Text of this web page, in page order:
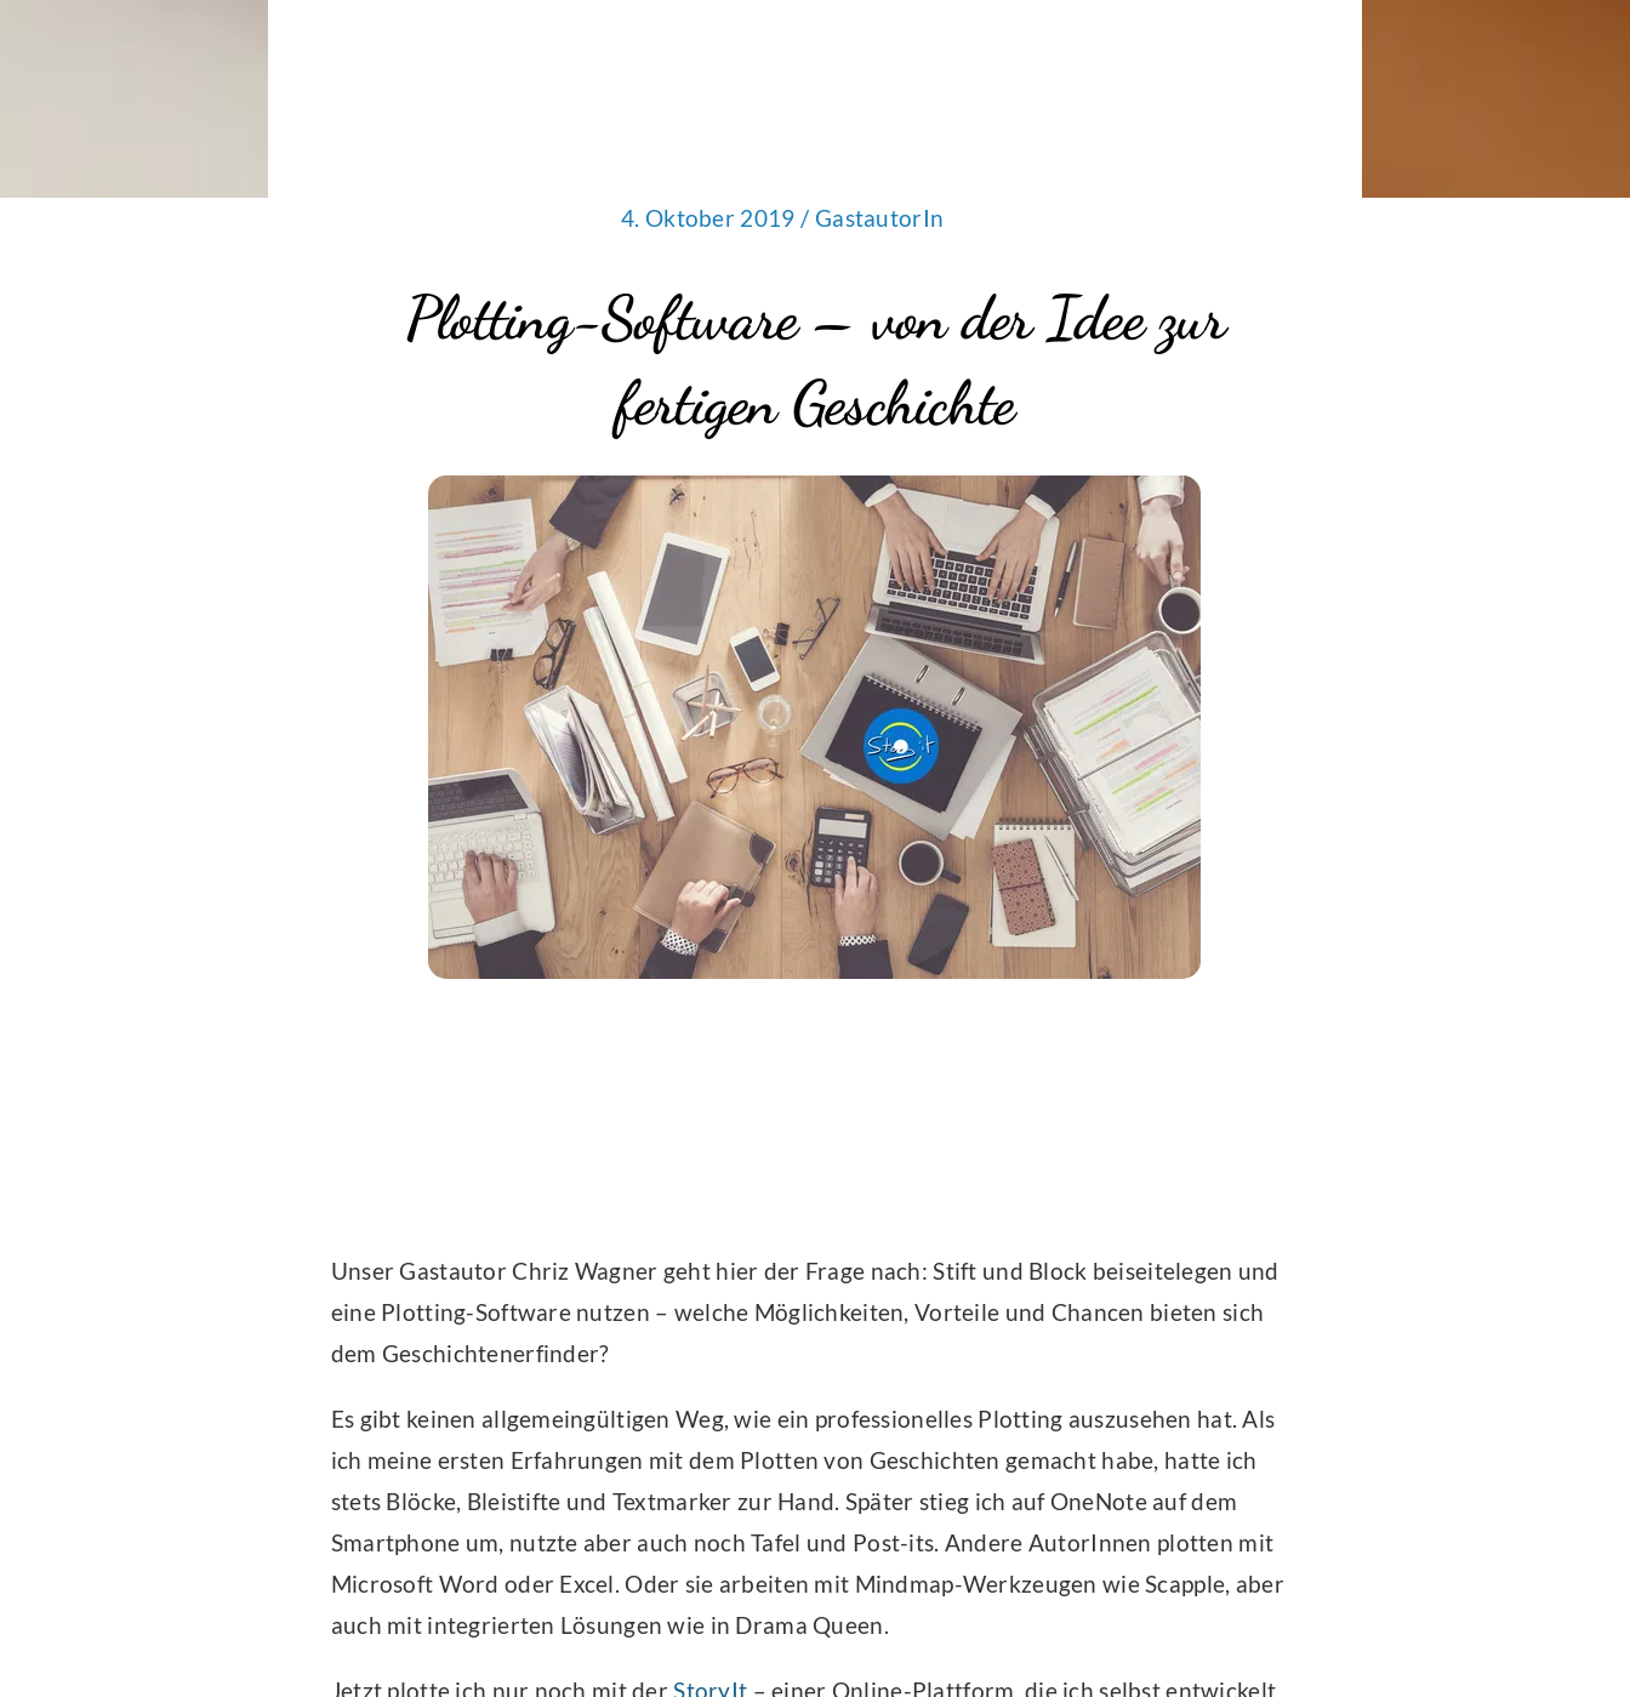
4. Oktober 2019 / GastautorIn
Plotting-Software – von der Idee zur
fertigen Geschichte
Unser Gastautor Chriz Wagner geht hier der Frage nach: Stift und Block beiseitelegen und
eine Plotting-Software nutzen – welche Möglichkeiten, Vorteile und Chancen bieten sich
dem Geschichtenerfinder?
Es gibt keinen allgemeingültigen Weg, wie ein professionelles Plotting auszusehen hat. Als
ich meine ersten Erfahrungen mit dem Plotten von Geschichten gemacht habe, hatte ich
stets Blöcke, Bleistifte und Textmarker zur Hand. Später stieg ich auf OneNote auf dem
Smartphone um, nutzte aber auch noch Tafel und Post-its. Andere AutorInnen plotten mit
Microsoft Word oder Excel. Oder sie arbeiten mit Mindmap-Werkzeugen wie Scapple, aber
auch mit integrierten Lösungen wie in Drama Queen.
Jetzt plotte ich nur noch mit der StoryIt – einer Online-Plattform, die ich selbst entwickelt